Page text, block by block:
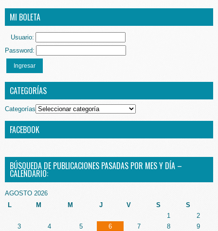
MI BOLETA
Usuario:
Password:
Ingresar
CATEGORÍAS
Categorías
FACEBOOK
BÚSQUEDA DE PUBLICACIONES PASADAS POR MES Y DÍA –
CALENDARIO:
AGOSTO 2026
L
M M J V S S
1
2
3
4 5 6 7 8
9